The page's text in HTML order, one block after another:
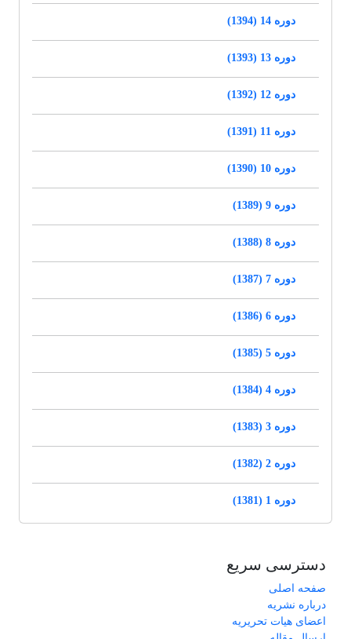
دوره 14 (1394)
دوره 13 (1393)
دوره 12 (1392)
دوره 11 (1391)
دوره 10 (1390)
دوره 9 (1389)
دوره 8 (1388)
دوره 7 (1387)
دوره 6 (1386)
دوره 5 (1385)
دوره 4 (1384)
دوره 3 (1383)
دوره 2 (1382)
دوره 1 (1381)
دسترسی سریع
صفحه اصلی
درباره نشریه
اعضای هیات تحریریه